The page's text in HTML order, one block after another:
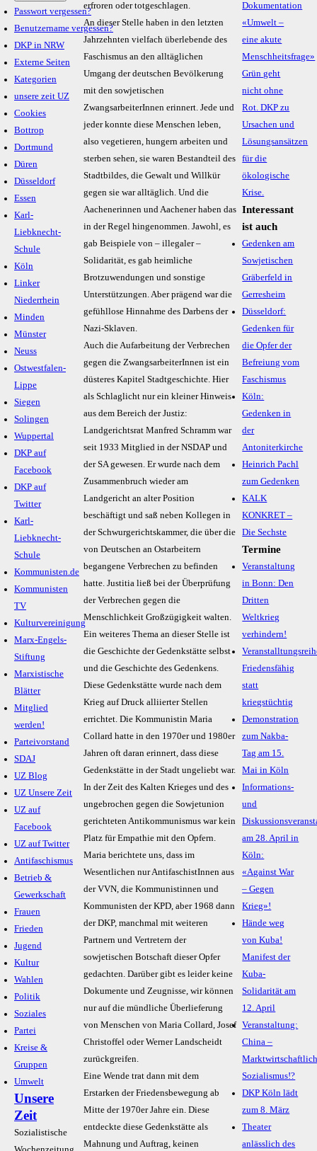
Passwort vergessen?
Benutzername vergessen?
DKP in NRW
Externe Seiten
Kategorien
unsere zeit UZ
Cookies
Bottrop
Dortmund
Düren
Düsseldorf
Essen
Karl-
Liebknecht-
Schule
Köln
Linker
Niederrhein
Minden
Münster
Neuss
Ostwestfalen-
Lippe
Siegen
Solingen
Wuppertal
DKP auf
Facebook
DKP auf
Twitter
Karl-
Liebknecht-
Schule
Kommunisten.de
Kommunisten
TV
Kulturvereinigung
Marx-Engels-
Stiftung
Marxistische
Blätter
Mitglied
werden!
Parteivorstand
SDAJ
UZ Blog
UZ Unsere Zeit
UZ auf
Facebook
UZ auf Twitter
Antifaschismus
Betrieb &
Gewerkschaft
Frauen
Frieden
Jugend
Kultur
Wahlen
Politik
Soziales
Partei
Kreise &
Gruppen
Umwelt
Unsere
Zeit
Sozialistische
erfroren oder totgeschlagen.
An dieser Stelle haben in den letzten
Jahrzehnten vielfach überlebende des
Faschismus an den alltäglichen
Umgang der deutschen Bevölkerung
mit den sowjetischen
ZwangsarbeiterInnen erinnert. Jede und
jeder konnte diese Menschen leben,
also vegetieren, hungern arbeiten und
sterben sehen, sie waren Bestandteil des
Stadtbildes, die Gewalt und Willkür
gegen sie war alltäglich. Und die
Aachenerinnen und Aachener haben das
in der Regel hingenommen. Jawohl, es
gab Beispiele von – illegaler –
Solidarität, es gab heimliche
Brotzuwendungen und sonstige
Unterstützungen. Aber prägend war die
gefühllose Hinnahme des Darbens der
Nazi-Sklaven.
Auch die Aufarbeitung der Verbrechen
gegen die ZwangsarbeiterInnen ist ein
düsteres Kapitel Stadtgeschichte. Hier
als Schlaglicht nur ein kleiner Hinweis
aus dem Bereich der Justiz:
Landgerichtsrat Manfred Schramm war
seit 1933 Mitglied in der NSDAP und
der SA gewesen. Er wurde nach dem
Zusammenbruch wieder am
Landgericht an alter Position
beschäftigt und saß neben Kollegen in
der Schwurgerichtskammer, die über die
von Deutschen an Ostarbeitern
begangene Verbrechen zu befinden
hatte. Justitia ließ bei der Überprüfung
der Verbrechen gegen die
Menschlichkeit Großzügigkeit walten.
Ein weiteres Thema an dieser Stelle ist
die Geschichte der Gedenkstätte selbst
und die Geschichte des Gedenkens.
Diese Gedenkstätte wurde nach dem
Krieg auf Druck alliierter Stellen
errichtet. Die Kommunistin Maria
Collard hatte in den 1970er und 1980er
Jahren oft daran erinnert, dass diese
Gedenkstätte in der Stadt ungeliebt war.
In der Zeit des Kalten Krieges und des
ungebrochen gegen die Sowjetunion
gerichteten Antikommunismus war kein
Platz für Empathie mit den Opfern.
Maria berichtete uns, dass im
Wesentlichen nur AntifaschistInnen aus
der VVN, die Kommunistinnen und
Kommunisten der KPD, aber 1968 dann
der DKP, manchmal mit weiteren
Partnern und Vertretern der
sowjetischen Botschaft dieser Opfer
gedachten. Darüber gibt es leider keine
Dokumente und Zeugnisse, wir können
nur auf die mündliche Überlieferung
von Menschen von Maria Collard, Josef
Christoffel oder Werner Landscheidt
zurückgreifen.
Eine Wende trat dann mit dem
Erstarken der Friedensbewegung ab
Mitte der 1970er Jahre ein. Diese
entdeckte diese Gedenkstätte als
Mahnung und Auftrag, keinen
Interessant
ist auch
Gedenken am
Sowjetischen
Gräberfeld in
Gerresheim
Düsseldorf:
Gedenken für
die Opfer der
Befreiung vom
Faschismus
Köln:
Gedenken in
der
Antoniterkirche
Heinrich Pachl
zum Gedenken
KALK
KONKRET –
Die Sechste
Termine
Veranstaltung
in Bonn: Den
Dritten
Weltkrieg
verhindern!
Friedensfähig
statt
kriegstüchtig
Demonstration
zum Nakba-
Tag am 15.
Mai in Köln
Informations-
und
am 28. April in
Köln:
«Against War
– Gegen
Krieg»!
Hände weg
von Kuba!
Manifest der
Kuba-
Solidarität am
12. April
Veranstaltung:
China –
Sozialismus!?
DKP Köln lädt
zum 8. März
Theater
anlässlich des